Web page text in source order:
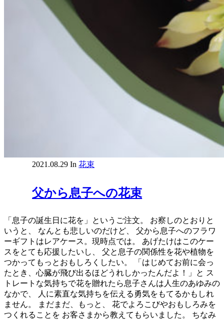
2021.08.29 In 花束
父から息子への花束
「息子の誕生日に花を」というご注文。 お察しのとおりと
いうと、 なんとも悲しいのだけど、 父から息子へのフラワ
ーギフトはレアケース。現時点では。 あげたけはこのケー
スをとても応援したいし、 父と息子の関係性を花や植物を
つかってもっとおもしろくしたい。 「はじめてお前に会っ
たとき、心臓が飛び出るほどうれしかったんだよ！」と ス
トレートな気持ちで花を贈れたら息子さんは人生のあゆみの
なかで、 人に素直な気持ちを伝える勇気をもてるかもしれ
ません。 まだまだ、もっと、 花でよろこびやおもしろみを
つくれることを お客さまから教えてもらいました。 ちなみ